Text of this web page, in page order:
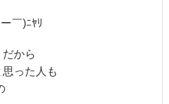
￣)ﾆﾔﾘ
から
った人も